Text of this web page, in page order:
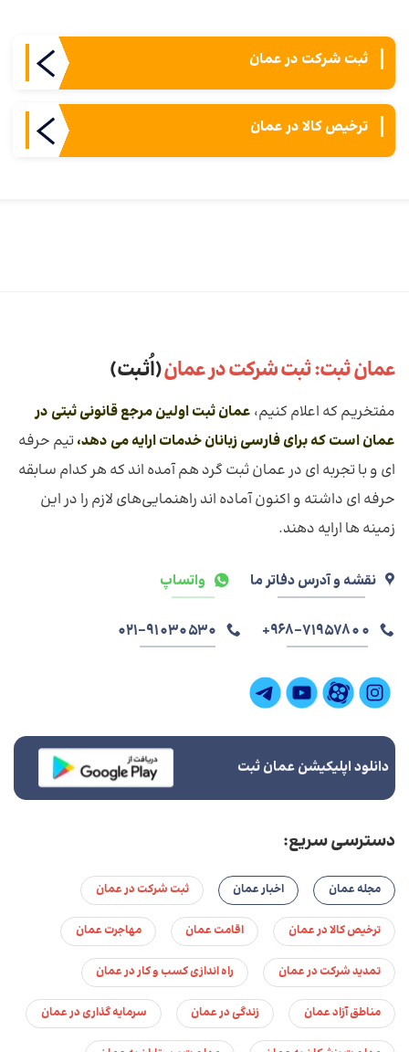
ثبت شركت در عمان
ترخیص کالا در عمان
عمان ثبت: ثبت شرکت در عمان(اُثـبت)
مفتخریم که اعلام کنیم، عمان ثبت اولین مرجع قانونی ثبتی در
عمان است که برای فارسی زبانان خدمات ارايه می دهد، تیم حرفه
ای و با تجربه ای در عمان ثبت گرد هم آمده اند که هر کدام سابقه
حرفه ای داشته و اکنون آماده اند راهنمایی‌های لازم را در این
زمینه ها ارایه دهند.
نقشه و آدرس دفاتر ما واتساپ
968-71957800+
021-91030530
دانلود اپلیکیشن عمان ثبت
دسترسی سریع:
مجله عمان اخبار عمان ثبت شرکت در عمان
ترخیص کالا در عمان اقامت عمان مهاجرت عمان
تمدید شرکت در عمان راه اندازی کسب و کار در عمان
مناطق آزاد عمان زندگی در عمان سرمایه گذاری در عمان